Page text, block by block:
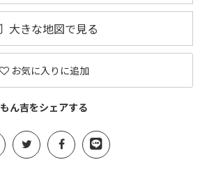
大きな地図で見る
お気に入りに追加
もん吉をシェアする